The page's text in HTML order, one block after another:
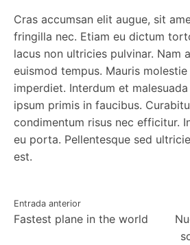
Cras accumsan elit augue, sit
fringilla nec. Etiam eu dictum
lacus non ultricies pulvinar. Nam
euismod tempus. Mauris
imperdiet. Interdum et
ipsum primis in faucibus.
condimentum risus nec efficitur.
eu porta. Pellentesque sed
est.
Navegación
de
Entrada anterior
Fastest plane in the world